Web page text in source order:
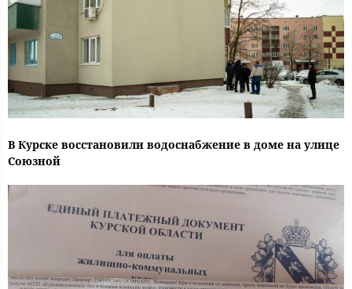
В Курске восстановили водоснабжение в доме на улице
Союзной